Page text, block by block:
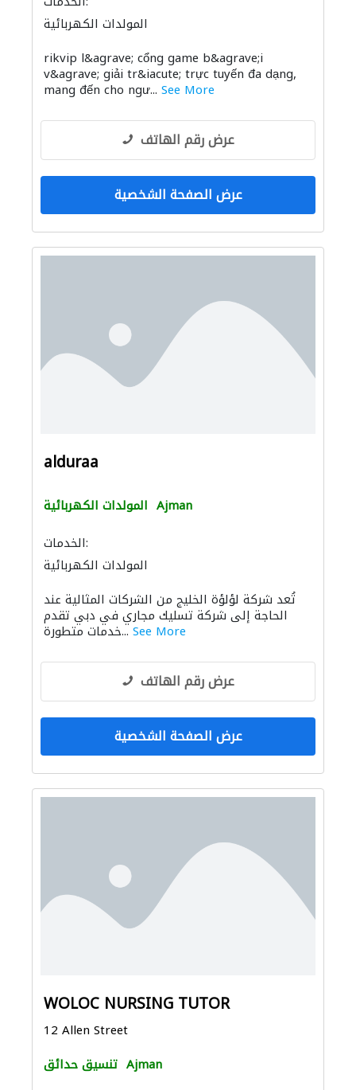
المولدات الكهربائية
rikvip l&agrave; cổng game b&agrave;i
v&agrave; giải tr&iacute; trực tuyến đa dạng,
mang đến cho ngư... See More
عرض رقم الهاتف
عرض الصفحة الشخصية
alduraa
المولدات الكهربائية Ajman
الخدمات:
المولدات الكهربائية
تُعد شركة لؤلؤة الخليج من الشركات المثالية عند
الحاجة إلى شركة تسليك مجاري في دبي تقدم
خدمات متطورة...See More
عرض رقم الهاتف
عرض الصفحة الشخصية
WOLOC NURSING TUTOR
12 Allen Street
تنسيق حدائق Ajman